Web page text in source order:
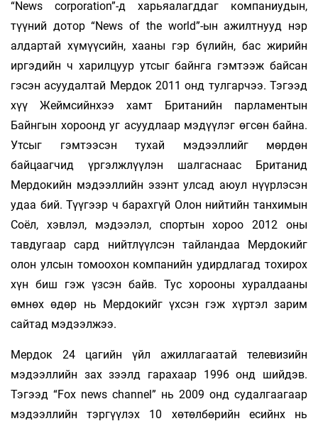
“News сorporation”-д харьяалагддаг компаниудын,
түүний дотор “News of the world”-ын ажилтнууд нэр
алдартай хүмүүсийн, хааны гэр бүлийн, бас жирийн
иргэдийн ч харилцуур утсыг байнга гэмтээж байсан
гэсэн асуудалтай Мердок 2011 онд тулгарчээ. Тэгээд
хүү Жеймсийнхээ хамт Британийн парламентын
Байнгын хороонд уг асуудлаар мэдүүлэг өгсөн байна.
Утсыг гэмтээсэн тухай мэдээллийг мөрдөн
байцаагчид үргэлжлүүлэн шалгаснаас Британид
Мердокийн мэдээллийн эзэнт улсад аюул нүүрлэсэн
удаа бий. Түүгээр ч барахгүй Олон нийтийн танхимын
Соёл, хэвлэл, мэдээлэл, спортын хороо 2012 оны
тавдугаар сард нийтлүүлсэн тайландаа Мердокийг
олон улсын томоохон компанийн удирдлагад тохирох
хүн биш гэж үзсэн байв. Тус хорооны хуралдааны
өмнөх өдөр нь Мердокийг үхсэн гэж хүртэл зарим
сайтад мэдээлжээ.
Мердок 24 цагийн үйл ажиллагаатай телевизийн
мэдээллийн зах зээлд гарахаар 1996 онд шийдэв.
Тэгээд “Fox news channel” нь 2009 онд судалгаагаар
мэдээллийн тэргүүлэх 10 хөтөлбөрийн есийнх нь